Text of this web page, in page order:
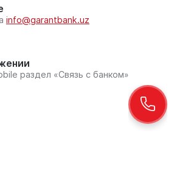
info@garantbank.uz
раздел «Связь с банком»